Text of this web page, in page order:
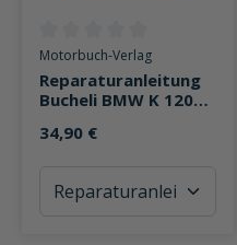
Durchschnittliche
Motorbuch-Verlag
Reparaturanleitung
Bucheli BMW K 1200
34,90 €